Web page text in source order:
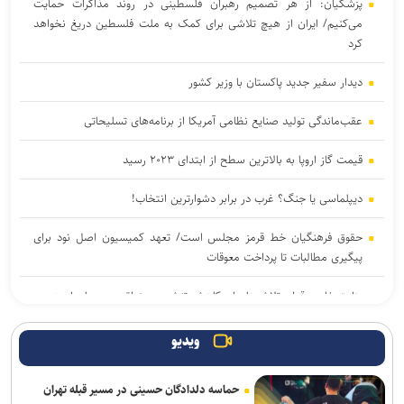
پزشکیان: از هر تصمیم رهبران فلسطینی در روند مذاکرات حمایت
می‌کنیم/ ایران از هیچ تلاشی برای کمک به ملت فلسطین دریغ نخواهد
کرد
دیدار سفیر جدید پاکستان با وزیر کشور
عقب‌ماندگی تولید صنایع نظامی آمریکا از برنامه‌های تسلیحاتی
قیمت گاز اروپا به بالاترین سطح از ابتدای ۲۰۲۳ رسید
دیپلماسی یا جنگ؟ غرب در برابر دشوارترین انتخاب!
حقوق فرهنگیان خط قرمز مجلس است/ تعهد کمیسیون اصل نود برای
پیگیری مطالبات تا پرداخت معوقات
وزارت خارجه قطر: تلاش‌ها برای کاهش تنش در منطقه در جریان است
بقائی: مذاکرات ایران و عمان درباره تنگه هرمز ادامه دارد
واکنش حزب‌الله به حملات نخست‌ وزیر لبنان علیه مقاومت
ویدیو
حماسه دلدادگان حسینی در مسیر قبله تهران